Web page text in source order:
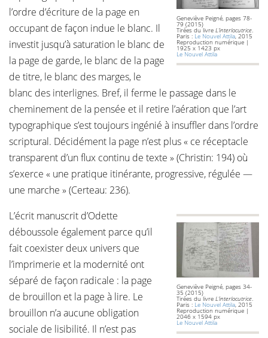
Geneviève Peigné, pages 78-
79 (2015)
Tirées du livreL’interlocutrice.
Paris : Le Nouvel Attila, 2015
Reproduction numérique |
1925 x 1423 px
Le Nouvel Attila
l’ordre d’écriture de la page en
occupant de façon indue le blanc. Il
investit jusqu’à saturation le blanc de
la page de garde, le blanc de la page
de titre, le blanc des marges, le
blanc des interlignes. Bref, il ferme le passage dans le
cheminement de la pensée et il retire l’aération que l’art
typographique s’est toujours ingénié à insuffler dans l’ordre
scriptural. Décidément la page n’est plus « ce réceptacle
transparent d’un flux continu de texte » (Christin: 194) où
s’exerce « une pratique itinérante, progressive, régulée —
une marche » (Certeau: 236).
Geneviève Peigné, pages 34-
35 (2015)
Tirées du livreL’interlocutrice.
Paris : Le Nouvel Attila, 2015
Reproduction numérique |
2046 x 1594 px
Le Nouvel Attila
L’écrit manuscrit d’Odette
déboussole également parce qu’il
fait coexister deux univers que
l’imprimerie et la modernité ont
séparé de façon radicale : la page
de brouillon et la page à lire. Le
brouillon n’a aucune obligation
sociale de lisibilité. Il n’est pas